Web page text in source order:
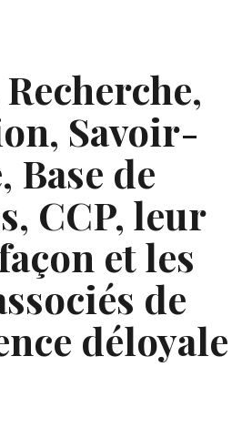
Savoir-
Base de
CCP, leur
et les
de
déloyale